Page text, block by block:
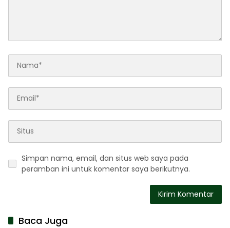
Simpan nama, email, dan situs web saya pada
peramban ini untuk komentar saya berikutnya.
Baca Juga